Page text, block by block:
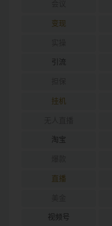
变现
引流
挂机
淘宝
直播
视频号